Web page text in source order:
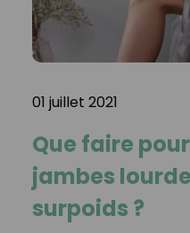
01 juillet 2021
Que faire
jambes
surpoids ?